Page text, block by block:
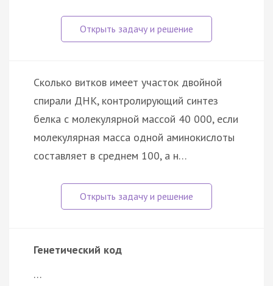
Сколько витков имеет участок двойной
спирали ДНК, контролирующий синтез
белка с молекулярной массой 40 000, если
молекулярная масса одной аминокислоты
составляет в среднем 100, а н…
Генетический код
…